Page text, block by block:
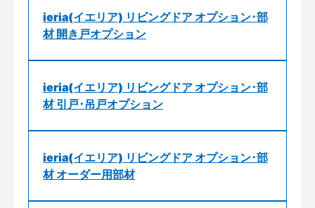
ieria(イエリア) リビングドア オプション･部
材 開き戸オプション
ieria(イエリア) リビングドア オプション･部
材 引戸･吊戸オプション
ieria(イエリア) リビングドア オプション･部
材 オーダー用部材